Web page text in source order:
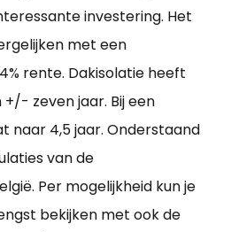
investering. Het
met een
rente. Dakisolatie heeft
zeven jaar. Bij een
naar 4,5 jaar. Onderstaand
van de
Per mogelijkheid kun je
bekijken met ook de